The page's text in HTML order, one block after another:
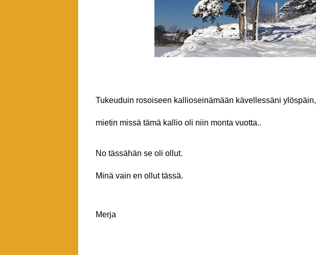
Tukeuduin rosoiseen kallioseinämään kävellessäni ylöspäin,
mietin missä tämä kallio oli niin monta vuotta..
No tässähän se oli ollut.
Minä vain en ollut tässä.
Merja